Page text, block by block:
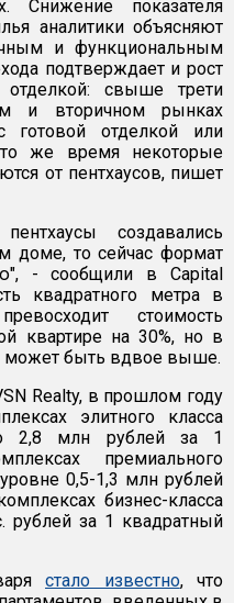
показателя
аналитики объясняют
и функциональным
подтверждает и рост
отделкой: свыше трети
и вторичном рынках
готовой отделкой или
же время некоторые
от пентхаусов, пишет
создавались
доме, то сейчас формат
- сообщили в Capital
квадратного метра в
стоимость
квартире на 30%, но в
может быть вдвое выше.
Realty, в прошлом году
элитного класса
2,8 млн рублей за 1
премиального
0,5-1,3 млн рублей
бизнес-класса
рублей за 1 квадратный
стало известно, что